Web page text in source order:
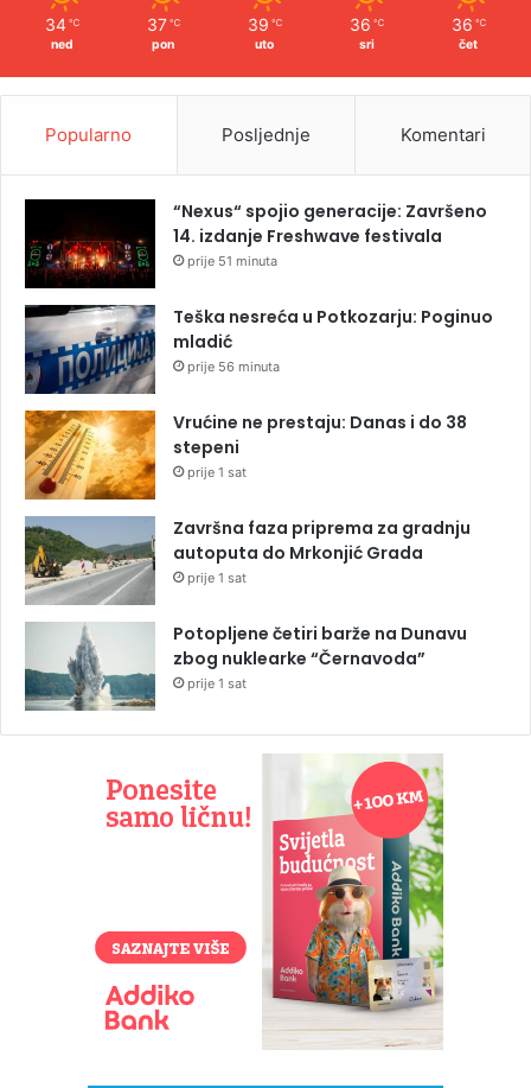
34 ℃
ned
37 ℃
pon
39 ℃
uto
36 ℃
sri
36 ℃
čet
Popularno Posljednje Komentari
“Nexus“ spojio generacije: Završeno
14. izdanje Freshwave festivala
prije 51 minuta
Teška nesreća u Potkozarju: Poginuo
mladić
prije 56 minuta
Vrućine ne prestaju: Danas i do 38
stepeni
prije 1 sat
Završna faza priprema za gradnju
autoputa do Mrkonjić Grada
prije 1 sat
Potopljene četiri barže na Dunavu
zbog nuklearke “Černavoda”
prije 1 sat